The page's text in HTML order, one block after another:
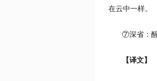
在云中一样。
⑦深省：醒
【译文】